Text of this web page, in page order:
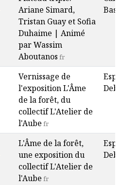
Ariane Simard,
Tristan Guay et Sofia
Duhaime | Animé
par Wassim
Aboutanos fr
Vernissage de
l'exposition L'Âme
de la forêt, du
collectif L'Atelier de
l'Aube fr
L'Âme de la forêt,
une exposition du
collectif L'Atelier de
l'Aube fr